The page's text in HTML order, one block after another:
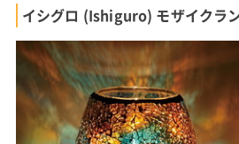
イシグロ (Ishiguro) モザイクラ